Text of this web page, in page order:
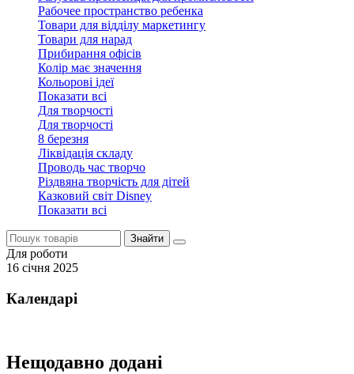
Рабочее пространство ребенка
Товари для відділу маркетингу
Товари для нарад
Прибирання офісів
Колір має значення
Кольорові ідеї
Показати всі
Для творчостi
Для творчостi
8 березня
Ліквідація складу
Проводь час творчо
Різдвяна творчість для дітей
Казковий світ Disney
Показати всі
Знайти
Для роботи
16 січня 2025
Календарi
Нещодавно додані